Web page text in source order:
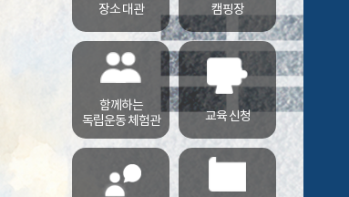
장소 대관 캠핑장
함께하는
독립운동 체험관
교육 신청